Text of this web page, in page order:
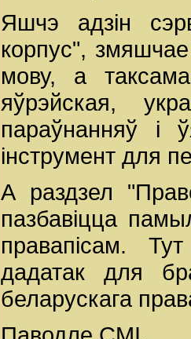
Яшчэ адзін
корпус",
мову, а
яўрэйская,
параўнанняў і
інструмент для
А раздзел
пазбавіцца
правапісам.
дадатак для
беларускага